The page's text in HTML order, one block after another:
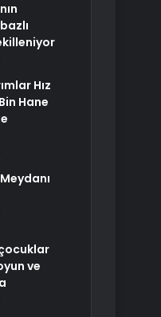
Hız
Hane
ve